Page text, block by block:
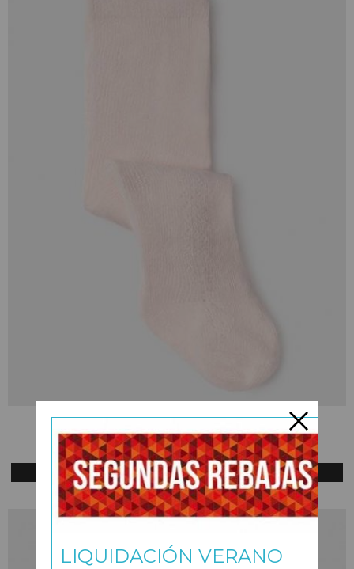
LEOTARDO CALADO BEBÉ RECIÉN NACIDA
8,95 €
Añadir a Carrito
LIQUIDACIÓN VERANO